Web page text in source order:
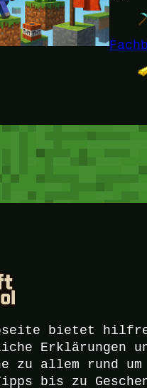
bietet
Erklärungen
zu allem rund
bis zu